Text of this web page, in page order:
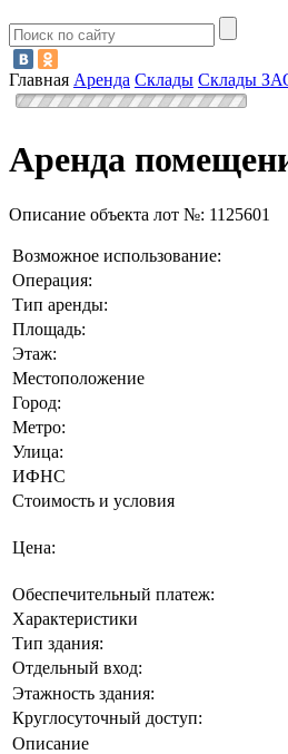
Главная Аренда Склады Склады
Аренда
Описание объекта лот №: 1125601
Возможное использование:
Операция:
Тип аренды:
Площадь:
Этаж:
Местоположение
Город:
Метро:
Улица:
ИФНС
Стоимость и условия
Цена:
Обеспечительный платеж:
Характеристики
Тип здания:
Отдельный вход:
Этажность здания:
Круглосуточный доступ:
Описание